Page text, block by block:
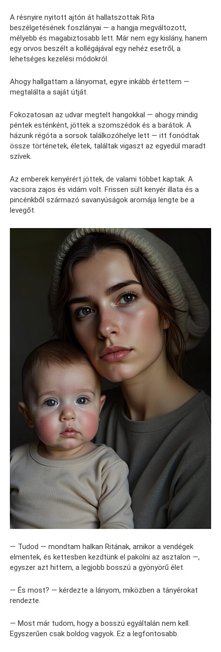
A résnyire nyitott ajtón át hallatszottak Rita
beszélgetésének foszlányai — a hangja megváltozott,
mélyebb és magabiztosabb lett. Már nem egy kislány, hanem
egy orvos beszélt a kollégájával egy nehéz esetről, a
lehetséges kezelési módokról.
Ahogy hallgattam a lányomat, egyre inkább értettem —
megtalálta a saját útját.
Fokozatosan az udvar megtelt hangokkal — ahogy mindig
péntek esténként, jöttek a szomszédok és a barátok. A
házunk régóta a sorsok találkozóhelye lett — itt fonódtak
össze történetek, életek, találtak vigaszt az egyedül maradt
szívek.
Az emberek kenyérért jöttek, de valami többet kaptak. A
vacsora zajos és vidám volt. Frissen sült kenyér illata és a
pincénkből származó savanyúságok aromája lengte be a
levegőt.
— Tudod — mondtam halkan Ritának, amikor a vendégek
elmentek, és kettesben kezdtünk el pakolni az asztalon —,
egyszer azt hittem, a legjobb bosszú a gyönyörű élet.
— És most? — kérdezte a lányom, miközben a tányérokat
rendezte.
— Most már tudom, hogy a bosszú egyáltalán nem kell.
Egyszerűen csak boldog vagyok. Ez a legfontosabb.